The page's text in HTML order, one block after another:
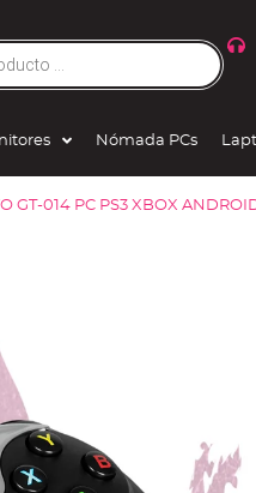
Nómada PCs
GT-014 PC PS3 XBOX